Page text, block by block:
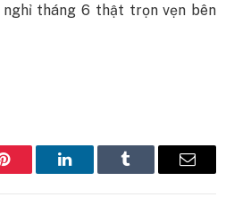
nghỉ tháng 6 thật trọn vẹn bên
Pinterest LinkedInTumblr Email